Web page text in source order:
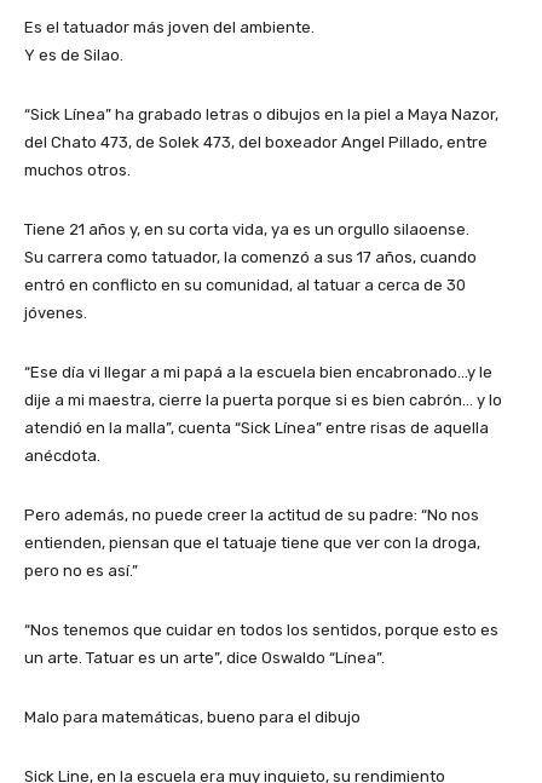
Es el tatuador más joven del ambiente.
Y es de Silao.
“Sick Línea” ha grabado letras o dibujos en la piel a Maya Nazor,
del Chato 473, de Solek 473, del boxeador Angel Pillado, entre
muchos otros.
Tiene 21 años y, en su corta vida, ya es un orgullo silaoense.
Su carrera como tatuador, la comenzó a sus 17 años, cuando
entró en conflicto en su comunidad, al tatuar a cerca de 30
jóvenes.
“Ese día vi llegar a mi papá a la escuela bien encabronado…y le
dije a mi maestra, cierre la puerta porque si es bien cabrón… y lo
atendió en la malla”, cuenta “Sick Línea” entre risas de aquella
anécdota.
Pero además, no puede creer la actitud de su padre: “No nos
entienden, piensan que el tatuaje tiene que ver con la droga,
pero no es así.”
“Nos tenemos que cuidar en todos los sentidos, porque esto es
un arte. Tatuar es un arte”, dice Oswaldo “Línea”.
Malo para matemáticas, bueno para el dibujo
Sick Line, en la escuela era muy inquieto, su rendimiento